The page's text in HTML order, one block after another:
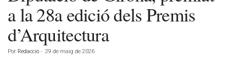
a la 28a edició dels Premis
d’Arquitectura
Por Redacció - 29 de maig de 2026